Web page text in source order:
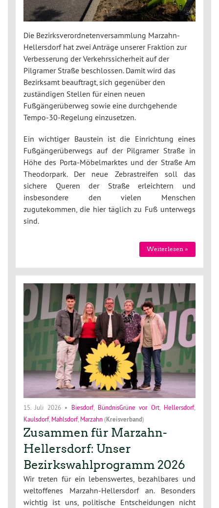
Die Bezirksverordnetenversammlung Marzahn-
Hellersdorf hat zwei Anträge unserer Fraktion zur
Verbesserung der Verkehrssicherheit auf der
Pilgramer Straße beschlossen. Damit wird das
Bezirksamt beauftragt, sich gegenüber den
zuständigen Stellen für einen neuen
Fußgängerüberweg sowie eine durchgehende
Tempo-30-Regelung einzusetzen.
Ein wichtiger Baustein ist die Einrichtung eines
Fußgängerüberwegs auf der Pilgramer Straße in
Höhe des Porta-Möbelmarktes und der Straße Am
Theodorpark. Der neue Zebrastreifen soll das
sichere Queren der Straße erleichtern und
insbesondere den vielen Menschen
zugutekommen, die hier täglich zu Fuß unterwegs
sind.
Weiterlesen »
15. Juli 2026• Biesdorf, BündnisGrüne vor Ort, Hellersdorf,
Kaulsdorf, Mahlsdorf, Marzahn (Kreisverband)
Zusammen für Marzahn-
Hellersdorf: Unser
Bezirkswahlprogramm 2026
Wir treten für ein lebenswertes, bezahlbares und
weltoffenes Marzahn-Hellersdorf an. Besonders
wichtig ist uns, politische Entscheidungen nicht